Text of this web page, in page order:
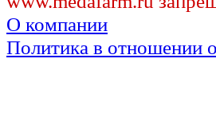
О компании
Политика в отношении